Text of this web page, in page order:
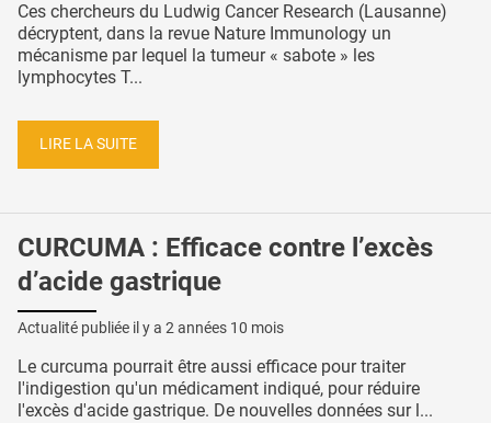
Ces chercheurs du Ludwig Cancer Research (Lausanne)
décryptent, dans la revue Nature Immunology un
mécanisme par lequel la tumeur « sabote » les
lymphocytes T...
LIRE LA SUITE
CURCUMA : Efficace contre l’excès
d’acide gastrique
Actualité publiée il y a 2 années 10 mois
Le curcuma pourrait être aussi efficace pour traiter
l'indigestion qu'un médicament indiqué, pour réduire
l'excès d'acide gastrique. De nouvelles données sur l...